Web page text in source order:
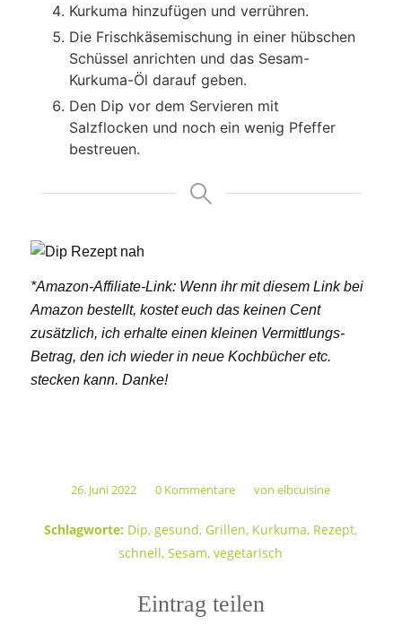
Kurkuma hinzufügen und verrühren.
Die Frischkäsemischung in einer hübschen
Schüssel anrichten und das Sesam-
Kurkuma-Öl darauf geben.
Den Dip vor dem Servieren mit
Salzflocken und noch ein wenig Pfeffer
bestreuen.
*Amazon-Affiliate-Link: Wenn ihr mit diesem Link bei
Amazon bestellt, kostet euch das keinen Cent
zusätzlich, ich erhalte einen kleinen Vermittlungs-
Betrag, den ich wieder in neue Kochbücher etc.
stecken kann. Danke!
26. Juni 2022
/ 0 Kommentare
/ vonelbcuisine
Schlagworte: Dip,gesund, Grillen, Kurkuma, Rezept,
schnell,Sesam,vegetarisch
Eintrag teilen